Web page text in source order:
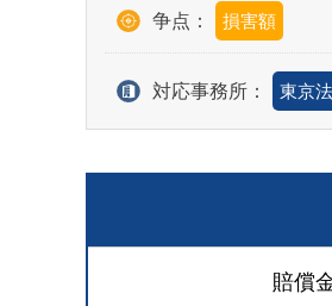
争点： 損害額
対応事務所： 東京
賠償